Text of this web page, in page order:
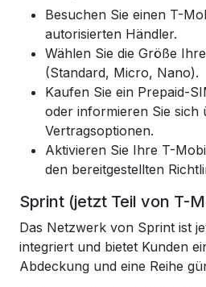
Besuchen Sie einen T-
autorisierten Händler.
Wählen Sie die Größe
(Standard, Micro, Nano).
Kaufen Sie ein Prepaid-
oder informieren Sie sich
Vertragsoptionen.
Aktivieren Sie Ihre T-
den bereitgestellten
Sprint (jetzt Teil von T-
Das Netzwerk von Sprint ist
integriert und bietet Kunden
Abdeckung und eine Reihe